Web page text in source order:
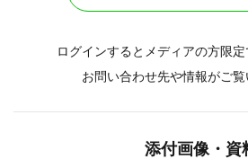
ログインするとメディアの方限
お問い合わせ先や情報がご
添付画像・資